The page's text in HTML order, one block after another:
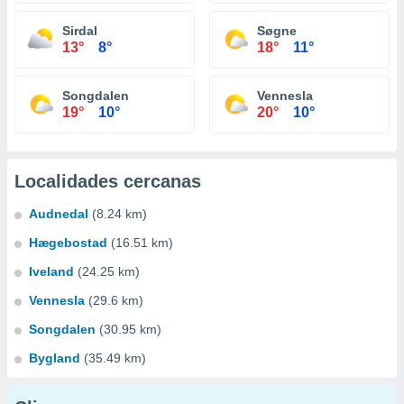
Sirdal
13° 8°
Søgne
18° 11°
Songdalen
19° 10°
Vennesla
20° 10°
Localidades cercanas
Audnedal (8.24 km)
Hægebostad (16.51 km)
Iveland (24.25 km)
Vennesla (29.6 km)
Songdalen (30.95 km)
Bygland (35.49 km)